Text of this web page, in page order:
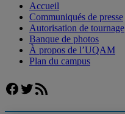
Accueil
Communiqués de presse
Autorisation de tournage
Banque de photos
À propos de l’UQAM
Plan du campus
Facebook
Twitter
Flux RSS